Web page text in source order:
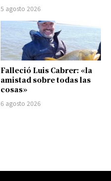
5 agosto 2026
Falleció Luis Cabrer: «la
amistad sobre todas las
cosas»
6 agosto 2026